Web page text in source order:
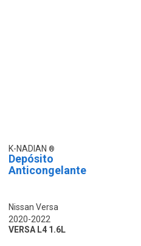
K-NADIAN
Depósito
Anticongelante
Nissan Versa
2020-2022
VERSA L4 1.6L